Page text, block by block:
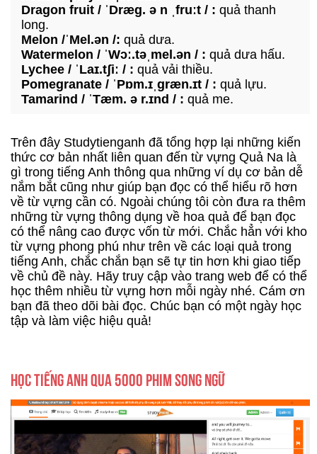
Dragon fruit / ˈDræɡ. ə n ˌfruːt / : quả thanh
long.
Melon /ˈMel.ən /: quả dưa.
Watermelon / ˈWɔː.təˌmel.ən / : quả dưa hấu.
Lychee / ˈLaɪ.tʃiː / : quả vải thiều.
Pomegranate / ˈPɒm.ɪˌɡræn.ɪt / : quả lựu.
Tamarind / ˈTæm. ə r.ɪnd / : quả me.
Trên đây Studytienganh đã tổng hợp lại những kiến
thức cơ bản nhất liên quan đến từ vựng Quả Na là
gì trong tiếng Anh thông qua những ví dụ cơ bản dễ
nắm bắt cũng như giúp bạn đọc có thể hiểu rõ hơn
về từ vựng cần có. Ngoài chúng tôi còn đưa ra thêm
những từ vựng thông dụng về hoa quả để bạn đọc
có thể nâng cao được vốn từ mới. Chắc hẳn với kho
từ vựng phong phú như trên về các loại quả trong
tiếng Anh, chắc chắn bạn sẽ tự tin hơn khi giao tiếp
về chủ đề này. Hãy truy cập vào trang web để có thể
học thêm nhiều từ vựng hơn mỗi ngày nhé. Cám ơn
bạn đã theo dõi bài đọc. Chúc bạn có một ngày học
tập và làm việc hiệu quả!
HỌC TIẾNG ANH QUA 5000 PHIM SONG NGỮ